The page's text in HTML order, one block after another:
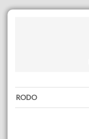
RODO